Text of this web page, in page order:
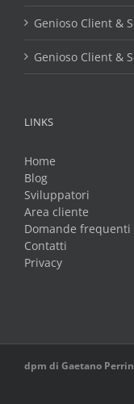
Genioso Client &
Genioso Client &
LINKS
Home
Blog
Sviluppatori
Area cliente
Domande frequenti
Contatti
Privacy
dpm di Gaetano